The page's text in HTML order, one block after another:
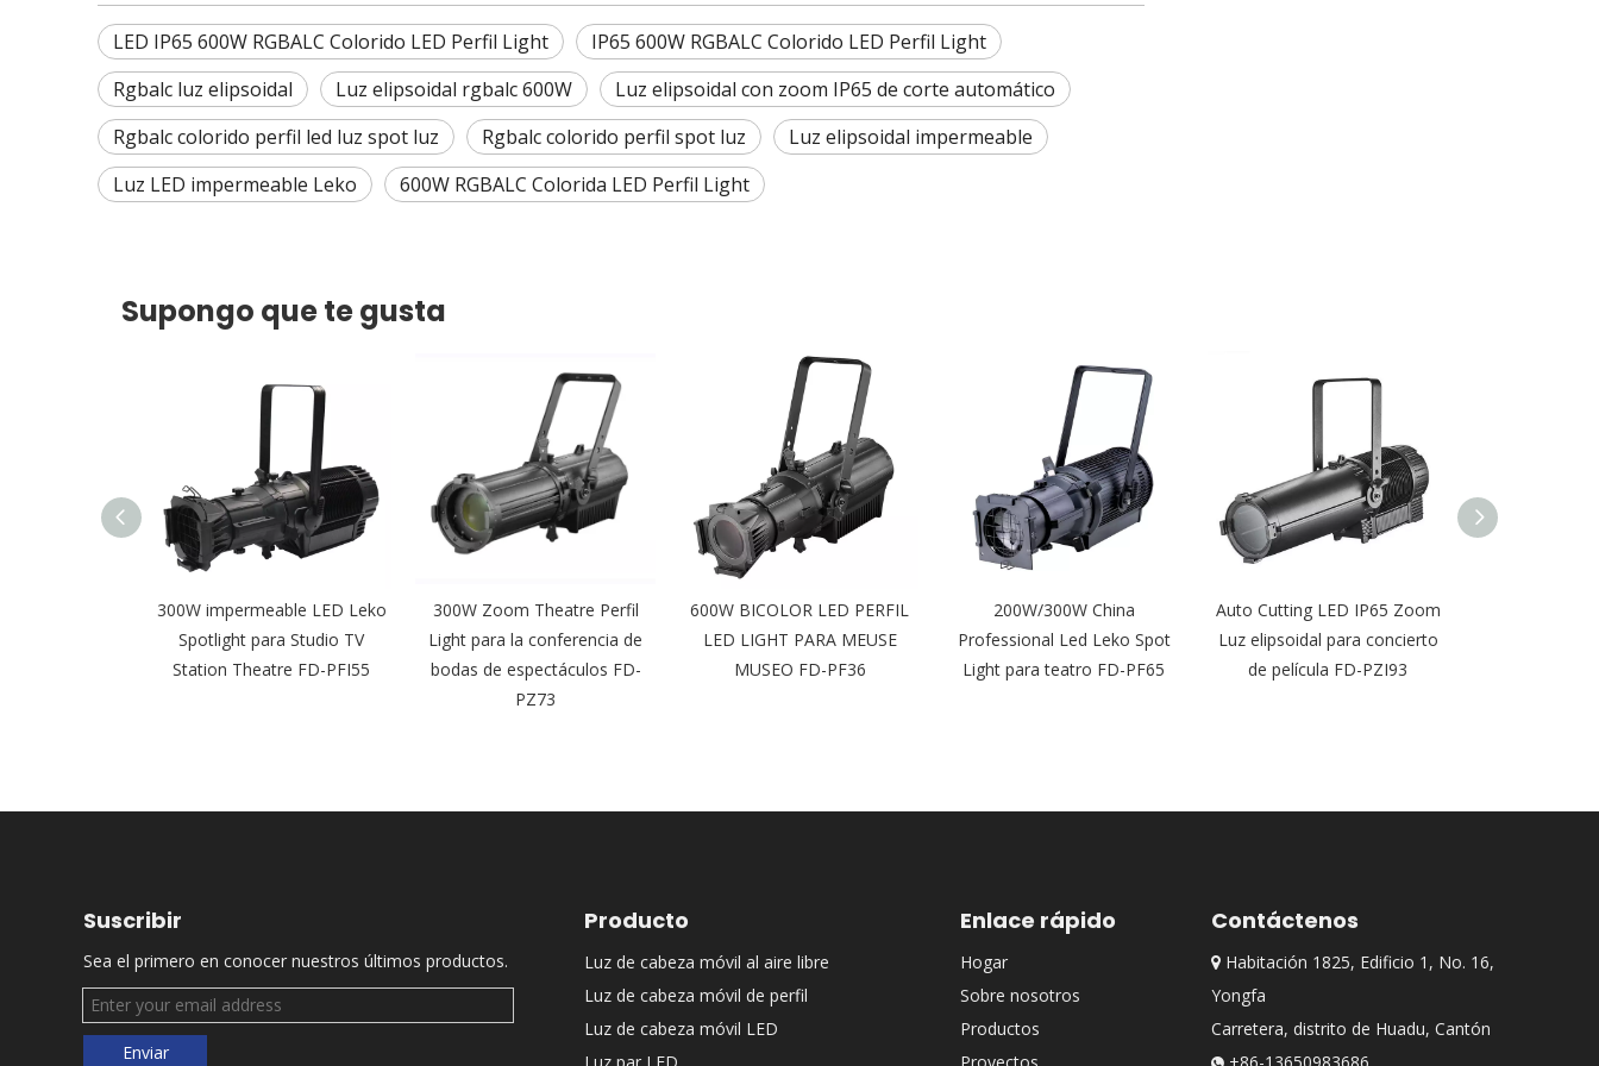
LED IP65 600W RGBALC Colorido LED Perfil Light
IP65 600W RGBALC Colorido LED Perfil Light
Rgbalc luz elipsoidal
Luz elipsoidal rgbalc 600W
Luz elipsoidal con zoom IP65 de corte automático
Rgbalc colorido perfil led luz spot luz
Rgbalc colorido perfil spot luz
Luz elipsoidal impermeable
Luz LED impermeable Leko
600W RGBALC Colorida LED Perfil Light
Supongo que te gusta
300W impermeable LED Leko
Spotlight para Studio TV
Station Theatre FD-PFI55
300W Zoom Theatre Perfil
Light para la conferencia de
bodas de espectáculos FD-
PZ73
600W BICOLOR LED PERFIL
LED LIGHT PARA MEUSE
MUSEO FD-PF36
200W/300W China
Professional Led Leko Spot
Light para teatro FD-PF65
Auto Cutting LED IP65 Zoom
Luz elipsoidal para concierto
de película FD-PZI93
Suscribir
Sea el primero en conocer nuestros últimos productos.
Enviar
Producto
Luz de cabeza móvil al aire libre
Luz de cabeza móvil de perfil
Luz de cabeza móvil LED
Enlace rápido
Hogar
Sobre nosotros
Productos
Contáctenos
Habitación 1825, Edificio 1, No. 16,
Yongfa
Carretera, distrito de Huadu, Cantón
